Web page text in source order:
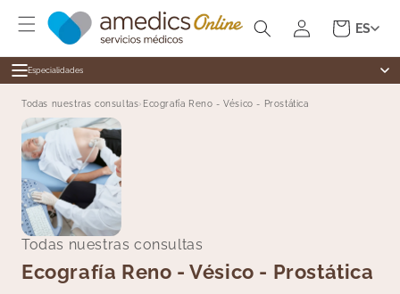
directamente
al contenido
sesión
CarritoES
Especialidades
Especialidades
Alergología
Cardiología
Cirugía General
Dermatología
Digestivo
Endocrinología
Enfermería
Medicina general
Dermatología
Cardiología
Revisiones
Test Ràpidos
Todas nuestras consultas› Ecografía Reno - Vésico - Prostática
Todas nuestras consultas
Ecografía Reno - Vésico - Prostática